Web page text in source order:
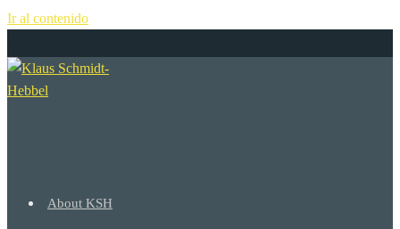
Ir al contenido
About KSH